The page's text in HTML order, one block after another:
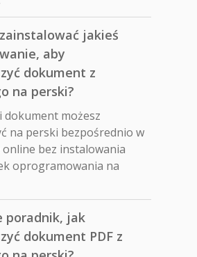
jakieś
aby
dokument z
na perski?
dokument możesz
na perski bezpośrednio w
bez instalowania
oprogramowania na
poradnik, jak
dokument PDF z